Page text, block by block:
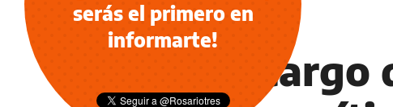
OCIO
El
serás el primero en
informarte!